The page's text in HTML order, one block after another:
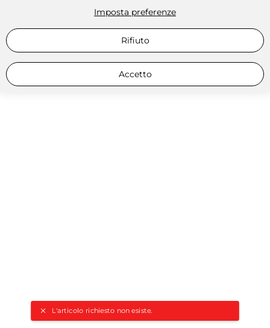
L'articolo richiesto non esiste.
Imposta preferenze
Rifiuto
Accetto